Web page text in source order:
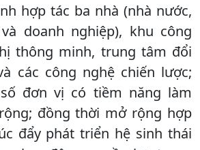
hợp tác ba nhà (nhà nước,
doanh nghiệp), khu công
thông minh, trung tâm đổi
các công nghệ chiến lược;
đơn vị có tiềm năng làm
đồng thời mở rộng hợp
đẩy phát triển hệ sinh thái